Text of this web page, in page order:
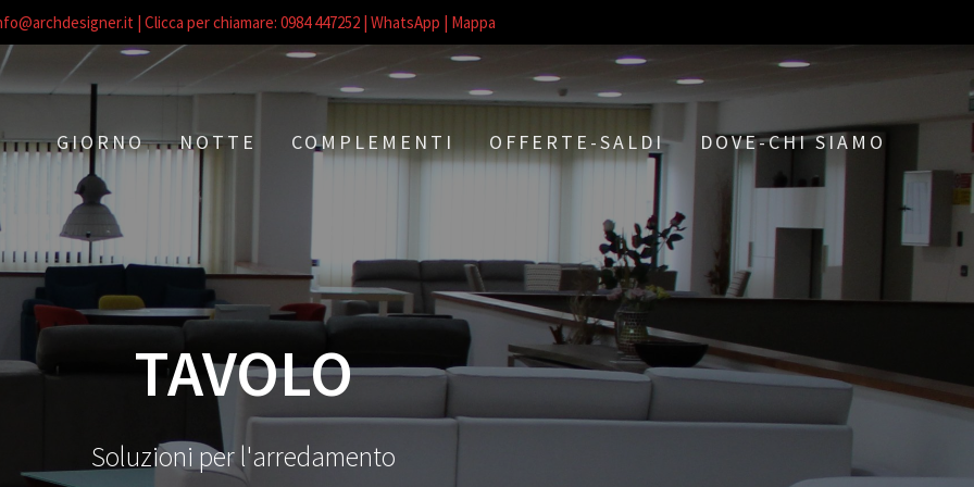
GIORNO
NOTTE COMPLEMENTI OFFERTE-SALDI DOVE-CHI SIAMO
TAVOLO
Soluzioni per l'arredamento
| Clicca per chiamare: 0984 447252 | WhatsApp | Mappa